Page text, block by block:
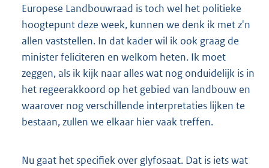
Europese Landbouwraad is toch wel het politieke
hoogtepunt deze week, kunnen we denk ik met z'n
allen vaststellen. In dat kader wil ik ook graag de
minister feliciteren en welkom heten. Ik moet
zeggen, als ik kijk naar alles wat nog onduidelijk is in
het regeerakkoord op het gebied van landbouw en
waarover nog verschillende interpretaties lijken te
bestaan, zullen we elkaar hier vaak treffen.
Nu gaat het specifiek over glyfosaat. Dat is iets wat